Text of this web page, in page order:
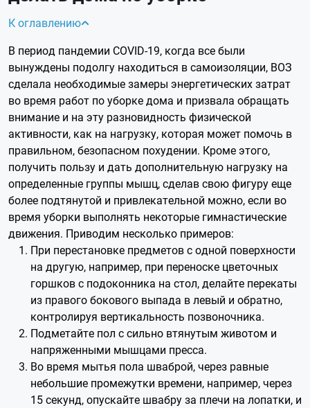
К оглавлению
В период пандемии COVID-19, когда все были
вынуждены подолгу находиться в самоизоляции, ВОЗ
сделала необходимые замеры энергетических затрат
во время работ по уборке дома и призвала обращать
внимание и на эту разновидность физической
активности, как на нагрузку, которая может помочь в
правильном, безопасном похудении. Кроме этого,
получить пользу и дать дополнительную нагрузку на
определенные группы мышц, сделав свою фигуру еще
более подтянутой и привлекательной можно, если во
время уборки выполнять некоторые гимнастические
движения. Приводим несколько примеров:
При перестановке предметов с одной поверхности
на другую, например, при переноске цветочных
горшков с подоконника на стол, делайте перекаты
из правого бокового выпада в левый и обратно,
контролируя вертикальность позвоночника.
Подметайте пол с сильно втянутым животом и
напряженными мышцами пресса.
Во время мытья пола шваброй, через равные
небольшие промежутки времени, например, через
15 секунд, опускайте швабру за плечи на лопатки, и